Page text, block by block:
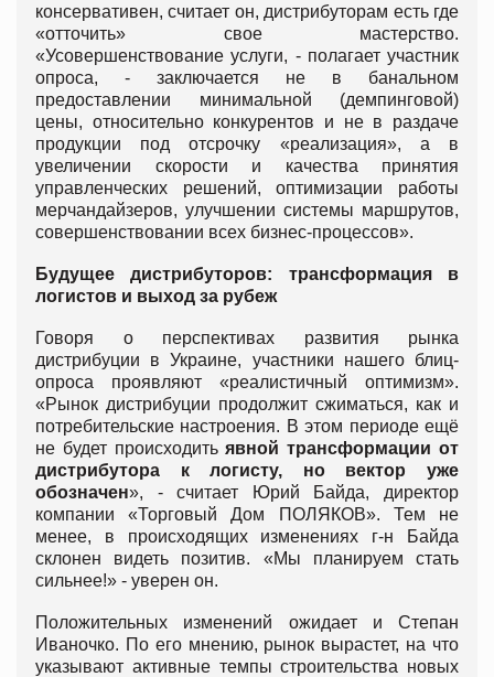
консервативен, считает он, дистрибуторам есть где
«отточить» свое мастерство.
«Усовершенствование услуги, - полагает участник
опроса, - заключается не в банальном
предоставлении минимальной (демпинговой)
цены, относительно конкурентов и не в раздаче
продукции под отсрочку «реализация», а в
увеличении скорости и качества принятия
управленческих решений, оптимизации работы
мерчандайзеров, улучшении системы маршрутов,
совершенствовании всех бизнес-процессов».
Будущее дистрибуторов: трансформация в
логистов и выход за рубеж
Говоря о перспективах развития рынка
дистрибуции в Украине, участники нашего блиц-
опроса проявляют «реалистичный оптимизм».
«Рынок дистрибуции продолжит сжиматься, как и
потребительские настроения. В этом периоде ещё
не будет происходитьявной трансформации от
дистрибутора к логисту, но вектор уже
обозначен», - считает Юрий Байда, директор
компании «Торговый Дом ПОЛЯКОВ». Тем не
менее, в происходящих изменениях г-н Байда
склонен видеть позитив. «Мы планируем стать
сильнее!» - уверен он.
Положительных изменений ожидает и Степан
Иваночко. По его мнению, рынок вырастет, на что
указывают активные темпы строительства новых